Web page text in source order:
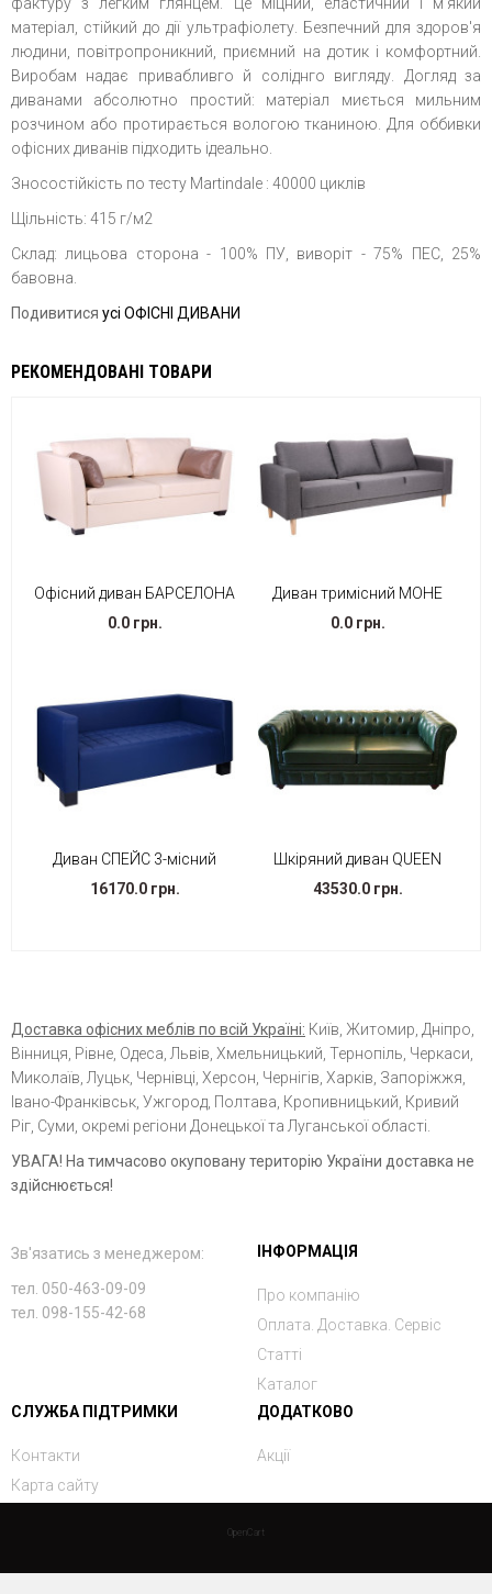
матеріал, стійкий до дії ультрафіолету. Безпечний для здоров'я
людини, повітропроникний, приємний на дотик і комфортний.
Виробам надає привабливго й соліднго вигляду. Догляд за
диванами абсолютно простий: матеріал миється мильним
розчином або протирається вологою тканиною. Для оббивки
офісних диванів підходить ідеально.
Зносостійкість по тесту Martindale : 40000 циклів
Щільність: 415 г/м2
Склад: лицьова сторона - 100% ПУ, виворіт - 75% ПЕС, 25%
бавовна.
Подивитися усі ОФІСНІ ДИВАНИ
РЕКОМЕНДОВАНІ ТОВАРИ
Офісний диван БАРСЕЛОНА
0.0 грн.
Диван тримісний МОНЕ
0.0 грн.
Диван СПЕЙС 3-місний
16170.0 грн.
Шкіряний диван QUEEN
43530.0 грн.
Доставка офісних меблів по всій Україні: Київ, Житомир, Дніпро,
Вінниця, Рівне, Одеса, Львів, Хмельницький, Тернопіль, Черкаси,
Миколаїв, Луцьк, Чернівці, Херсон, Чернігів, Харків, Запоріжжя,
Івано-Франківськ, Ужгород, Полтава, Кропивницький, Кривий
Ріг, Суми, окремі регіони Донецької та Луганської області.
УВАГА! На тимчасово окуповану територію України доставка не
здійснюється!
Зв'язатись з менеджером:
тел. 050-463-09-09
тел. 098-155-42-68
ІНФОРМАЦІЯ
Про компанію
Оплата. Доставка. Сервіс
Статті
Каталог
СЛУЖБА ПІДТРИМКИ
Контакти
Карта сайту
ДОДАТКОВО
Акції
OpenCart